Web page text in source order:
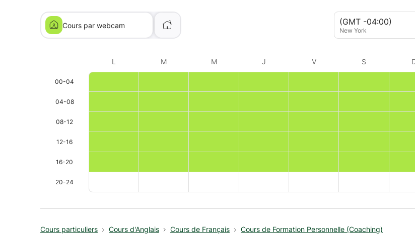
(GMT -04:00)
New York
Cours par webcam
L M M J V S
00-04
04-08
08-12
12-16
16-20
20-24
Cours particuliers Cours d'Anglais Cours de Français Cours de Formation Personnelle (Coaching)